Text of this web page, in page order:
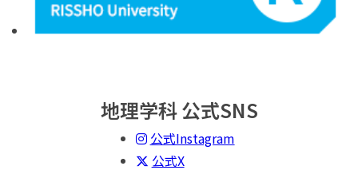
地理学科 公式SNS
公式Instagram
公式X